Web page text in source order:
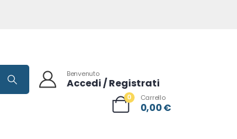
Benvenuto
Accedi / Registrati
0 Carrello
0,00€